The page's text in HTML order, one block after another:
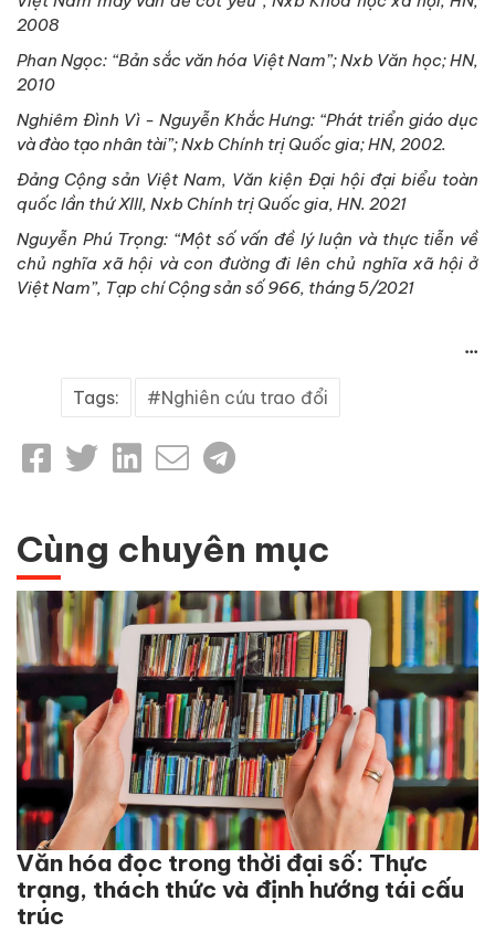
2008
Phan Ngọc: “Bản sắc văn hóa Việt Nam”; Nxb Văn học; HN,
2010
Nghiêm Đình Vì - Nguyễn Khắc Hưng: “Phát triển giáo dục
và đào tạo nhân tài”; Nxb Chính trị Quốc gia; HN, 2002.
Đảng Cộng sản Việt Nam, Văn kiện Đại hội đại biểu toàn
quốc lần thứ XIII, Nxb Chính trị Quốc gia, HN. 2021
Nguyễn Phú Trọng: “Một số vấn đề lý luận và thực tiễn về
chủ nghĩa xã hội và con đường đi lên chủ nghĩa xã hội ở
Việt Nam”, Tạp chí Cộng sản số 966, tháng 5/2021
...
Tags: Nghiên cứu trao đổi
Cùng chuyên mục
Văn hóa đọc trong thời đại số: Thực
trạng, thách thức và định hướng tái cấu
trúc